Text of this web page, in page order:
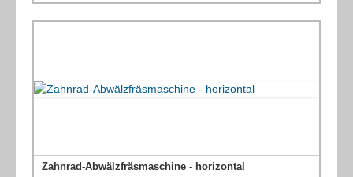
(5) Verpackungsmaschinen
Zahnrad-Abwälzfräsmaschine - horizontal